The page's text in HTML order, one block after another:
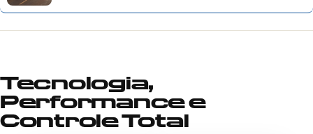
Tecnologia,
Performance e
Controle Total